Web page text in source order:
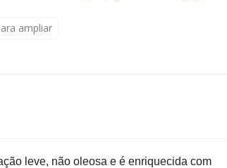
ampliar
leve, não oleosa e é enriquecida com